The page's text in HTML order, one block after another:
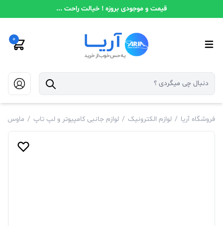
قیمت و موجودی بروزه ! خیالت راحت ...
0
فروشگاه آریا / لوازم الکترونیک / لوازم جانبی کامپیوتر و لپ تاپ / ماوس و